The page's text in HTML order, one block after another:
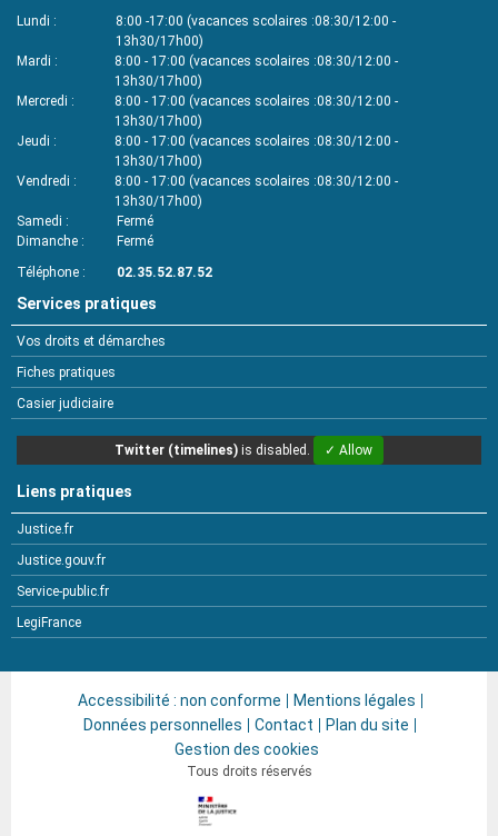
Lundi
8:00 -17:00 (vacances scolaires :08:30/12:00 -
13h30/17h00)
Mardi
8:00 - 17:00 (vacances scolaires :08:30/12:00 -
13h30/17h00)
Mercredi
8:00 - 17:00 (vacances scolaires :08:30/12:00 -
13h30/17h00)
Jeudi
8:00 - 17:00 (vacances scolaires :08:30/12:00 -
13h30/17h00)
Vendredi
8:00 - 17:00 (vacances scolaires :08:30/12:00 -
13h30/17h00)
Samedi
Fermé
Dimanche
Fermé
Téléphone
02.35.52.87.52
Services pratiques
Vos droits et démarches
Fiches pratiques
Casier judiciaire
Twitter (timelines) is disabled. ✓ Allow
Liens pratiques
Justice.fr
Justice.gouv.fr
Service-public.fr
LegiFrance
Accessibilité : non conforme
Mentions légales
Données personnelles
Contact
Plan du site
Gestion des cookies
Tous droits réservés